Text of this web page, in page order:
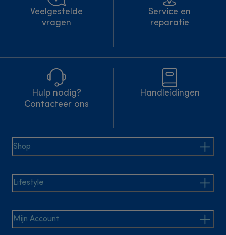
Veelgestelde
vragen
Service en
reparatie
Hulp nodig?
Contacteer ons
Handleidingen
Shop
Lifestyle
Mijn Account